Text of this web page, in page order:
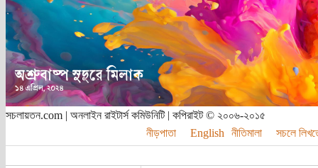
সচলায়তন.com | অনলাইন রাইটার্স কমিউনিটি | কপিরাইট © ২০০৬-২০১৫
নীড়পাতা
English নীতিমালা সচলে